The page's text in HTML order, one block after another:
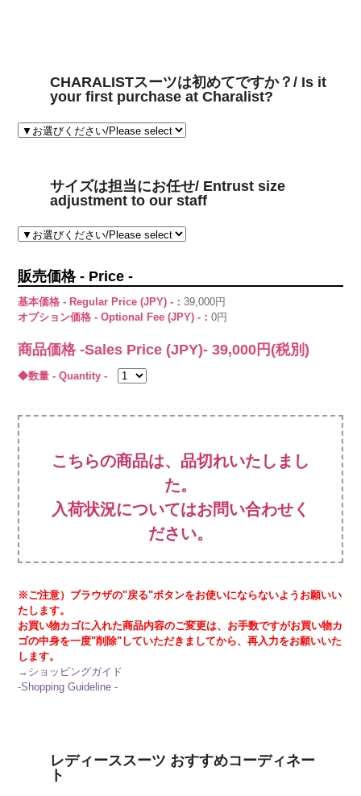
CHARALISTスーツは初めてですか？/ Is it
your first purchase at Charalist?
サイズは担当にお任せ/ Entrust size
adjustment to our staff
販売価格 - Price -
基本価格 - Regular Price (JPY) -：39,000円
オプション価格 - Optional Fee (JPY) -：0円
商品価格 -Sales Price (JPY)-39,000 円(税別)
◆数量 - Quantity -
こちらの商品は、品切れいたしまし
た。
入荷状況についてはお問い合わせく
ださい。
※ご注意）ブラウザの"戻る"ボタンをお使いにならないようお願いい
たします。
お買い物カゴに入れた商品内容のご変更は、お手数ですがお買い物カ
ゴの中身を一度"削除"していただきましてから、再入力をお願いいた
します。
→ ショッピングガイド
-Shopping Guideline -
レディーススーツ おすすめコーディネー
ト